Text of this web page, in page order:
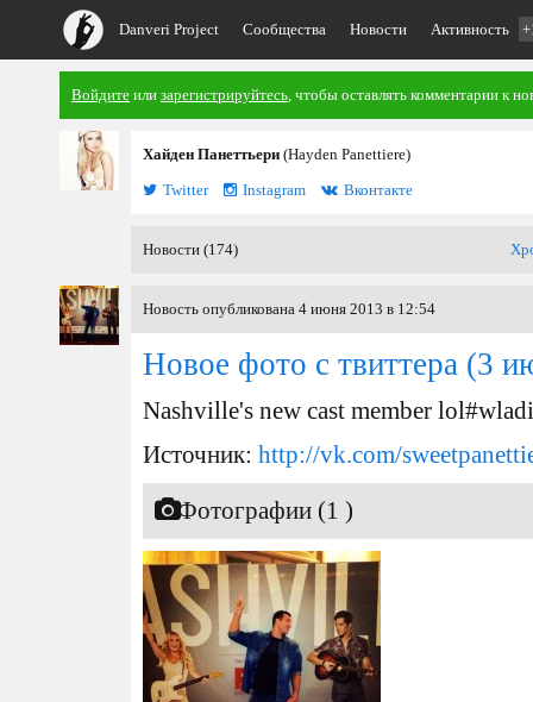
Danveri Project Сообщества Новости Активность
Войдите или зарегистрируйтесь, чтобы оставлять комментарии к
Хайден Панеттьери (Hayden Panettiere)
Twitter
Instagram Вконтакте
Новости (174)
Новость опубликована 4 июня 2013 в 12:54
Новое фото с твиттера (3
Nashville's new cast member
Источник: http://vk.com/
Фотографии (1 )